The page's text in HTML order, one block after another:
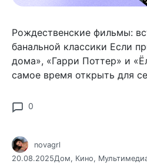
Рождественские фильмы:
банальной классики Если
дома», «Гарри Поттер» и
самое время открыть для
0
novagrl
20.08.2025Дом, Кино,